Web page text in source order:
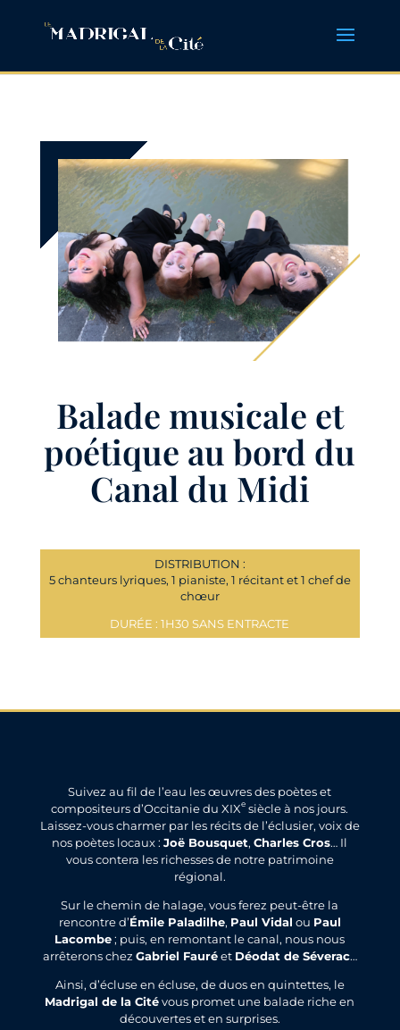
Balade musicale et
poétique au bord du
Canal du Midi
DISTRIBUTION :
5 chanteurs lyriques, 1 pianiste, 1 récitant et 1 chef de
chœur
DURÉE : 1H30 SANS ENTRACTE
Suivez au fil de l’eau les œuvres des poètes et
compositeurs d’Occitanie du XIXe siècle à nos jours.
Laissez-vous charmer par les récits de l’éclusier, voix de
nos poètes locaux :Joë Bousquet,Charles Cros… Il
vous contera les richesses de notre patrimoine
régional.
Sur le chemin de halage, vous ferez peut-être la
rencontre d’Émile Paladilhe, Paul Vidal ou Paul
Lacombe; puis, en remontant le canal, nous nous
arrêterons chez Gabriel Fauréet Déodat de Séverac…
Ainsi, d’écluse en écluse, de duos en quintettes, le
Madrigal de la Citévous promet une balade riche en
découvertes et en surprises.